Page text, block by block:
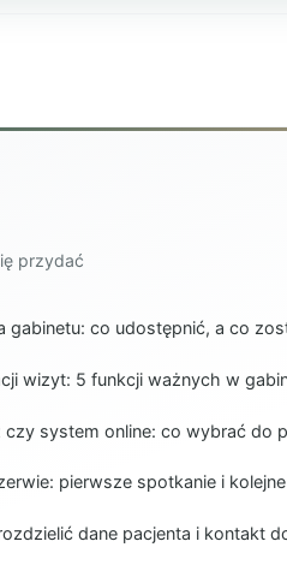
przydać
gabinetu: co udostępnić, a co
wizyt: 5 funkcji ważnych w
czy system online: co wybrać do
pierwsze spotkanie i
dane pacjenta i kontakt